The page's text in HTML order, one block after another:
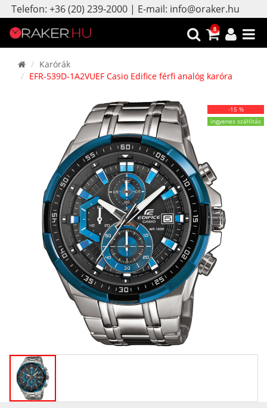
Telefon: +36 (20) 239-2000 | E-mail: info@oraker.hu
0
Karórák
EFR-539D-1A2VUEF Casio Edifice férfi analóg karóra
-15 %
ingyenes szállítás